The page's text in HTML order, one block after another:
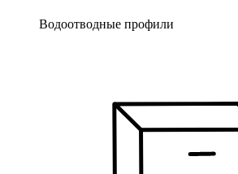
Водоотводные профили